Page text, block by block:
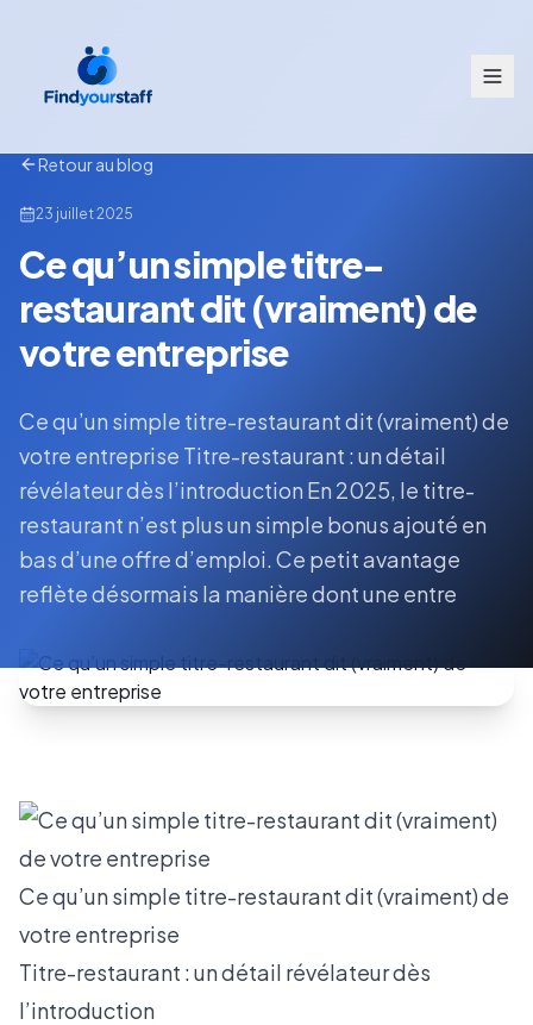
Retour au blog
23 juillet 2025
Ce qu’un simple titre-
restaurant dit (vraiment) de
votre entreprise
Ce qu’un simple titre-restaurant dit (vraiment) de
votre entreprise Titre-restaurant : un détail
révélateur dès l’introduction En 2025, le titre-
restaurant n’est plus un simple bonus ajouté en
bas d’une offre d’emploi. Ce petit avantage
reflète désormais la manière dont une entre
Ce qu’un simple titre-restaurant dit (vraiment) de
votre entreprise
Titre-restaurant : un détail révélateur dès
l’introduction